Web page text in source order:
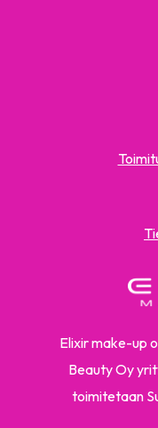
Elixir make-up
Beauty Oy
toimitetaan